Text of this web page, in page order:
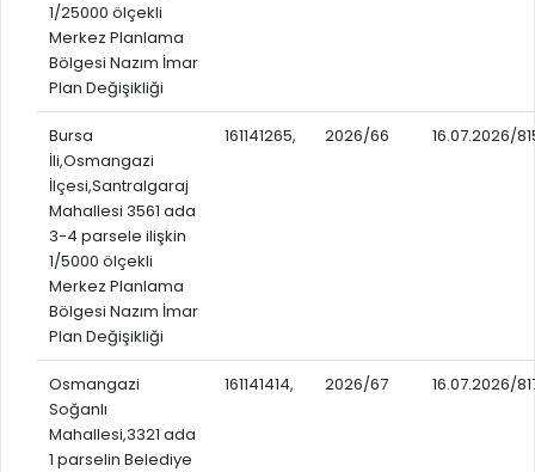
MÜHENDİS, MİMAR VE SÜRVEYAN KAYITLARI (İLÇE
MÜHENDİS, MİMAR VE SÜRVEYAN KAYITLARI
VEFAT KAYDI GİRİŞİ (İLÇE BELEDİYELER)
YER SEÇİM BELGESİ, MOBİL VE SAHA DOLABI BAŞVURULARI
GÜNLÜK KAZI ÇALIŞMALARI
TARIMSAL AMAÇLI METEOROLOJİ İSTASYON VERİLERİ
1/25000 ölçekli
Merkez Planlama
Bölgesi Nazım İmar
Plan Değişikliği
Bursa
İli,Osmangazi
İlçesi,Santralgaraj
Mahallesi 3561 ada
3-4 parsele ilişkin
1/5000 ölçekli
Merkez Planlama
Bölgesi Nazım İmar
Plan Değişikliği
161141265, 2026/66 16.07.2026/
Osmangazi
Soğanlı
Mahallesi,3321 ada
1 parselin Belediye
161141414, 2026/67 16.07.2026/